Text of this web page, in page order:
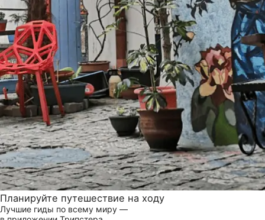
Планируйте путешествие на ходу
Лучшие гиды по всему миру —